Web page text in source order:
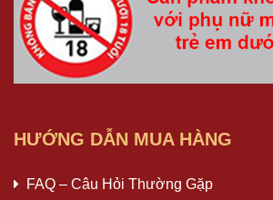
HƯỚNG DẪN MUA HÀNG
FAQ – Câu Hỏi Thường Gặp